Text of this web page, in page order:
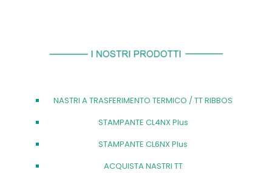
NASTRI A TRASFERIMENTO TERMICO / TT RIBBOS
STAMPANTE CL4NX Plus
STAMPANTE CL6NX Plus
ACQUISTA NASTRI TT